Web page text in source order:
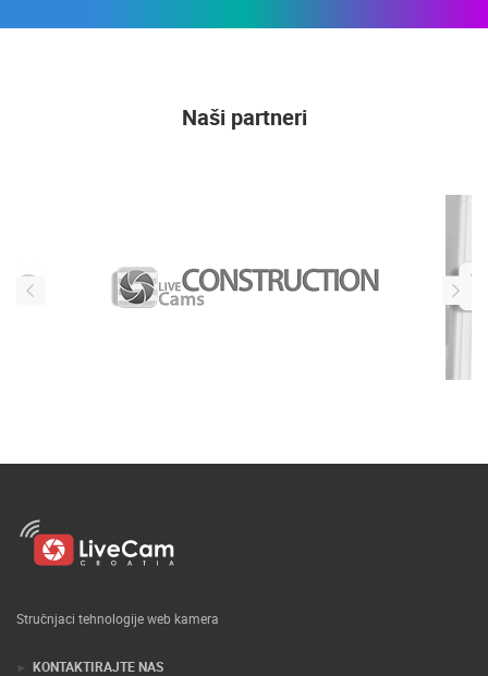
Naši partneri
Stručnjaci tehnologije web kamera
KONTAKTIRAJTE NAS